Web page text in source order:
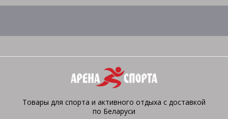
Товары для спорта и активного отдыха с доставкой
по Беларуси